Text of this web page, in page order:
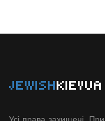
JEWISHKIEVUA